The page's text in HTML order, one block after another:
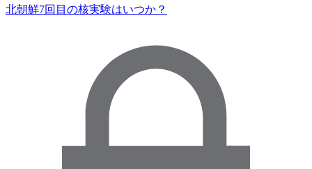
北朝鮮7回目の核実験はいつか？